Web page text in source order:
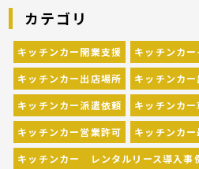
カテゴリ
キッチンカー開業支援
キッチンカ
キッチンカー出店場所
キッチンカ
キッチンカー派遣依頼
キッチンカ
キッチンカー営業許可
キッチンカ
キッチンカー レンタルリース導入